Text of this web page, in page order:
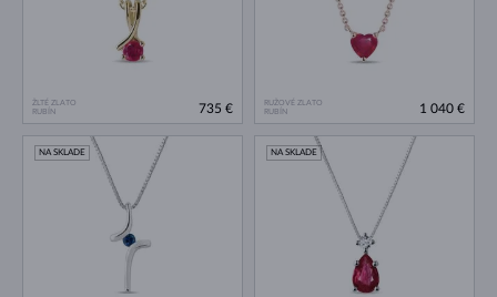
ŽLTÉ ZLATO
RUBÍN
735 €
RUŽOVÉ ZLATO
RUBÍN
1 040 €
NA SKLADE NA SKLADE